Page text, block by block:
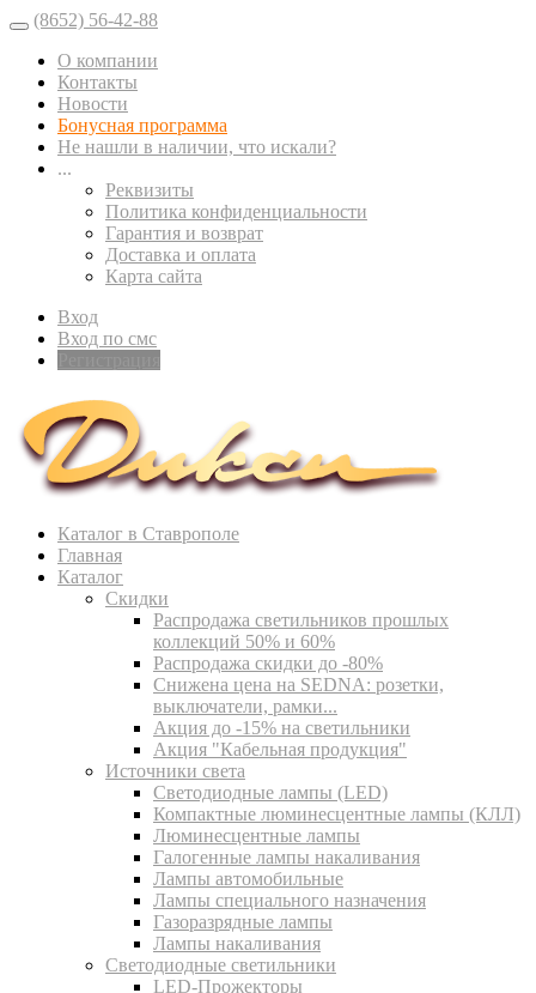
(8652) 56-42-88
О компании
Контакты
Новости
Бонусная программа
Не нашли в наличии, что искали?
...
Реквизиты
Политика конфиденциальности
Гарантия и возврат
Доставка и оплата
Карта сайта
Вход
Вход по смс
Каталог в Ставрополе
Главная
Каталог
Скидки
Распродажа светильников прошлых
коллекций 50% и 60%
Распродажа скидки до -80%
Cнижена цена на SEDNA: розетки,
выключатели, рамки...
Акция до -15% на светильники
Акция "Кабельная продукция"
Источники света
Светодиодные лампы (LED)
Компактные люминесцентные лампы (КЛЛ)
Люминесцентные лампы
Галогенные лампы накаливания
Лампы автомобильные
Лампы специального назначения
Газоразрядные лампы
Лампы накаливания
Светодиодные светильники
LED-Прожекторы